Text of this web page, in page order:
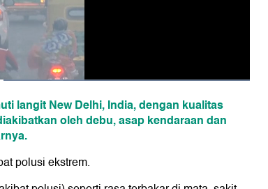
langit New Delhi, India, dengan kualitas
oleh debu, asap kendaraan dan
polusi ekstrem.